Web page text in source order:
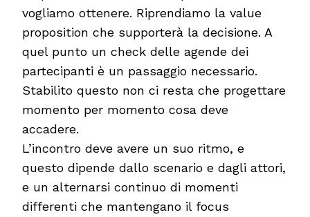
vogliamo ottenere. Riprendiamo la value
proposition che supporterà la decisione. A
quel punto un check delle agende dei
partecipanti è un passaggio necessario.
Stabilito questo non ci resta che progettare
momento per momento cosa deve
accadere.
L’incontro deve avere un suo ritmo, e
questo dipende dallo scenario e dagli attori,
e un alternarsi continuo di momenti
differenti che mantengano il focus